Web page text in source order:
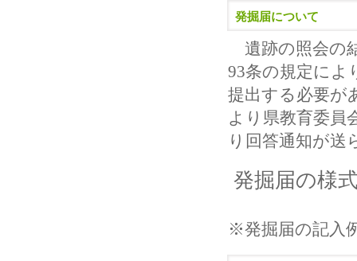
発掘届について
遺跡の照会の
93条の規定によ
提出する必要が
より県教育委員
り回答通知が送
発掘届の様
※発掘届の記入